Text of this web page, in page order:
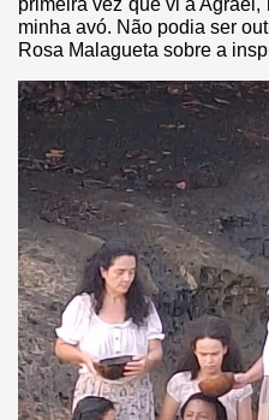
minha avó. Não podia ser
Rosa Malagueta sobre a